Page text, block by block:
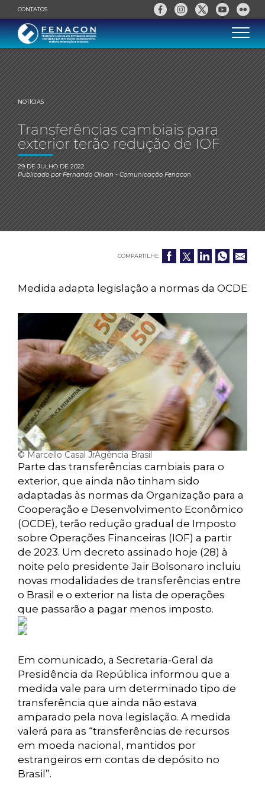
CONTATOS
NOTÍCIAS
Transferências cambiais para
exterior terão redução de IOF
29 DE JULHO DE 2022
Publicado porFernando Olivan- Comunicação Fenacon
COMPARTILHE
Medida adapta legislação a normas da OCDE
© Marcello Casal JrAgência Brasil
Parte das transferências cambiais para o
exterior, que ainda não tinham sido
adaptadas às normas da Organização para a
Cooperação e Desenvolvimento Econômico
(OCDE), terão redução gradual de Imposto
sobre Operações Financeiras (IOF) a partir
de 2023. Um decreto assinado hoje (28) à
noite pelo presidente Jair Bolsonaro incluiu
novas modalidades de transferências entre
o Brasil e o exterior na lista de operações
que passarão a pagar menos imposto.
Em comunicado, a Secretaria-Geral da
Presidência da República informou que a
medida vale para um determinado tipo de
transferência que ainda não estava
amparado pela nova legislação. A medida
valerá para as “transferências de recursos
em moeda nacional, mantidos por
estrangeiros em contas de depósito no
Brasil”.